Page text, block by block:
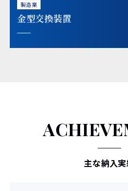
製造業
金型交換装置
主な納入